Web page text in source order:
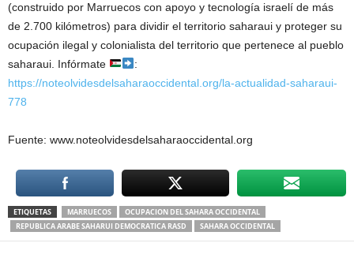
(construido por Marruecos con apoyo y tecnología israelí de más
de 2.700 kilómetros) para dividir el territorio saharaui y proteger su
ocupación ilegal y colonialista del territorio que pertenece al pueblo
saharaui. Infórmate
:
https://noteolvidesdelsaharaoccidental.org/la-actualidad-saharaui-
778
Fuente: www.noteolvidesdelsaharaoccidental.org
ETIQUETAS MARRUECOS
OCUPACION DEL SAHARA OCCIDENTAL
REPUBLICA ARABE SAHARUI DEMOCRATICA RASD
SAHARA OCCIDENTAL